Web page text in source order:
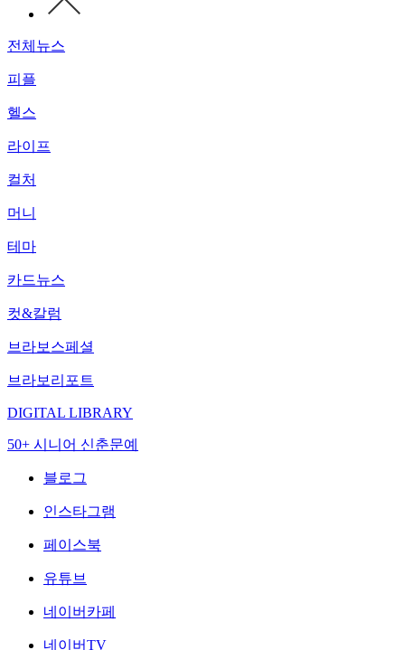
전체뉴스
피플
헬스
라이프
컬처
머니
테마
카드뉴스
컷&칼럼
브라보스페셜
브라보리포트
DIGITAL LIBRARY
50+ 시니어 신춘문예
블로그
인스타그램
페이스북
유튜브
네이버카페
네이버TV